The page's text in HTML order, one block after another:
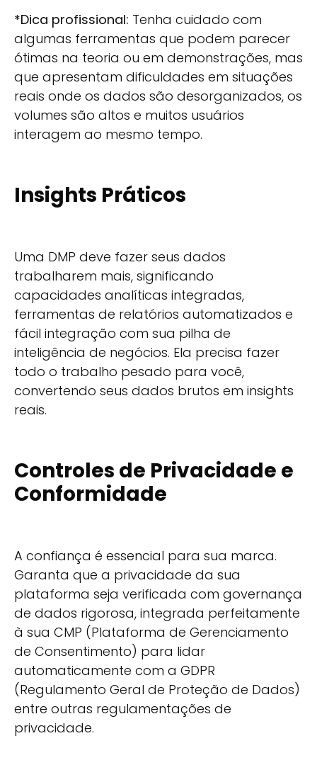
*Dica profissional: Tenha cuidado com
algumas ferramentas que podem parecer
ótimas na teoria ou em demonstrações, mas
que apresentam dificuldades em situações
reais onde os dados são desorganizados, os
volumes são altos e muitos usuários
interagem ao mesmo tempo.
Insights Práticos
Uma DMP deve fazer seus dados
trabalharem mais, significando
capacidades analíticas integradas,
ferramentas de relatórios automatizados e
fácil integração com sua pilha de
inteligência de negócios. Ela precisa fazer
todo o trabalho pesado para você,
convertendo seus dados brutos em insights
reais.
Controles de Privacidade e
Conformidade
A confiança é essencial para sua marca.
Garanta que a privacidade da sua
plataforma seja verificada com governança
de dados rigorosa, integrada perfeitamente
à sua CMP (Plataforma de Gerenciamento
de Consentimento) para lidar
automaticamente com a GDPR
(Regulamento Geral de Proteção de Dados)
entre outras regulamentações de
privacidade.